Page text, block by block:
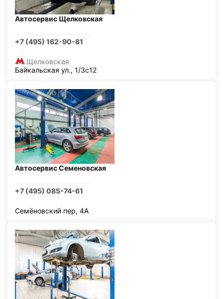
Автосервис Щелковская
+7 (495) 162-90-81
Щелковская
Байкальская ул., 1/3с12
Автосервис Семеновская
+7 (495) 085-74-61
Семёновский пер, 4А